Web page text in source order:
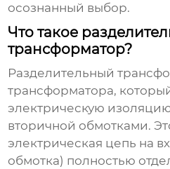
осознанный выбор.
Что такое
трансформатор?
Разделительный
трансформатора,
электрическую
вторичной обмотками.
электрическая цепь на
обмотка) полностью